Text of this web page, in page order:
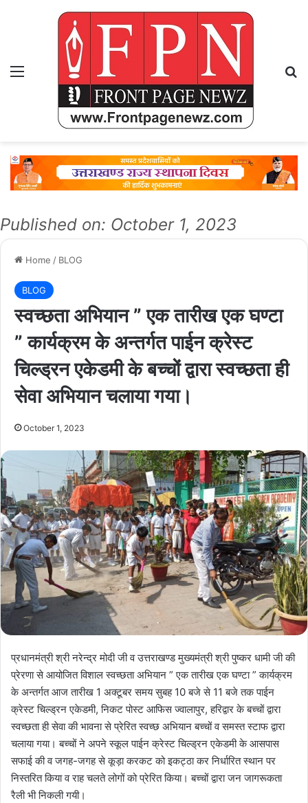
Menu
Published on: October 1, 2023
Home / BLOG
BLOG
स्वच्छता अभियान ” एक तारीख एक घण्टा
” कार्यक्रम के अन्तर्गत पाईन क्रेस्ट
चिल्ड्रन एकेडमी के बच्चों द्वारा स्वच्छता ही
सेवा अभियान चलाया गया।
October 1, 2023
प्रधानमंत्री श्री नरेन्द्र मोदी जी व उत्तराखण्ड मुख्यमंत्री श्री पुष्कर धामी जी की
प्रेरणा से आयोजित विशाल स्वच्छता अभियान ” एक तारीख एक घण्टा ” कार्यक्रम
के अन्तर्गत आज तारीख 1 अक्टूबर समय सुबह 10 बजे से 11 बजे तक पाईन
क्रेस्ट चिल्ड्रन एकेडमी, निकट पोस्ट आफिस ज्वालापुर, हरिद्वार के बच्चों द्वारा
स्वच्छता ही सेवा की भावना से प्रेरित स्वच्छ अभियान बच्चों व समस्त स्टाफ द्वारा
चलाया गया। बच्चों ने अपने स्कूल पाईन क्रेस्ट चिल्ड्रन एकेडमी के आसपास
सफाई की व जगह-जगह से कूड़ा करकट को इकट्ठा कर निर्धारित स्थान पर
निस्तरित किया व राह चलते लोगों को प्रेरित किया। बच्चों द्वारा जन जागरूकता
रैली भी निकली गयी।